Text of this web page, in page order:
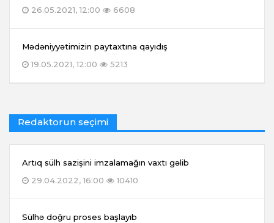
26.05.2021, 12:00
6608
Mədəniyyətimizin paytaxtına qayıdış
19.05.2021, 12:00
5213
Redaktorun seçimi
Artıq sülh sazişini imzalamağın vaxtı gəlib
29.04.2022, 16:00
10410
Sülhə doğru proses başlayıb